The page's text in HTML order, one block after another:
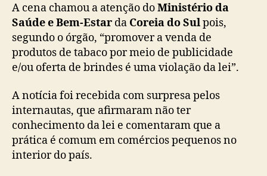
A cena chamou a atenção doMinistério da
Saúde e Bem-Estar da Coreia do Sulpois,
segundo o órgão, “promover a venda de
produtos de tabaco por meio de publicidade
e/ou oferta de brindes é uma violação da lei”.
A notícia foi recebida com surpresa pelos
internautas, que afirmaram não ter
conhecimento da lei e comentaram que a
prática é comum em comércios pequenos no
interior do país.